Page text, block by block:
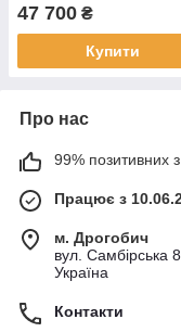
47 700 ₴
Купити
Про нас
99% позитивних з
Працює з
м. Дрогобич
вул. Самбірська
Україна
Контакти